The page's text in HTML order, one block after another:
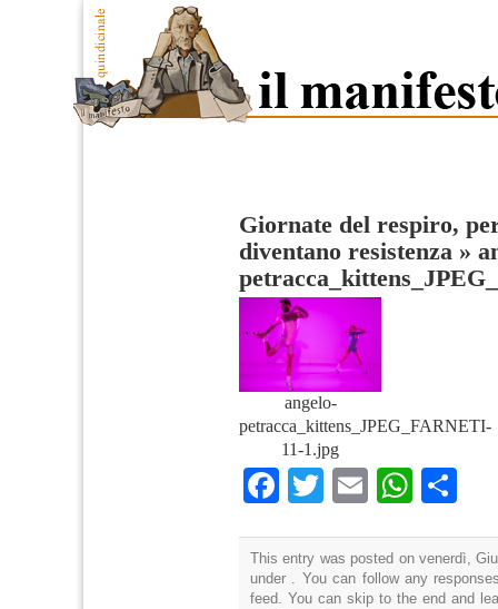
Giornate del respiro,
diventano resistenza »
angelo-
petracca_kittens_JPEG_FARNETI-
11-1.jpg
Facebook
TwitterEmail
This entry was posted on venerdì,
under . You can follow any
feed. You can skip to the end and